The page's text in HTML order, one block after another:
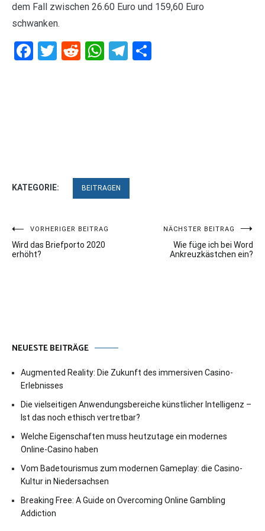
dem Fall zwischen 26.60 Euro und 159,60 Euro
schwanken.
Facebook
Twitter
RedditWhatsApp
Telegram
KATEGORIE: BEITRAGEN
Beitragsnavigation
VORHERIGER BEITRAG
Wird das Briefporto 2020
erhöht?
NÄCHSTER BEITRAG
Wie füge ich bei Word
Ankreuzkästchen ein?
NEUESTE BEITRÄGE
Augmented Reality: Die Zukunft des immersiven Casino-
Erlebnisses
Die vielseitigen Anwendungsbereiche künstlicher Intelligenz –
Ist das noch ethisch vertretbar?
Welche Eigenschaften muss heutzutage ein modernes
Online-Casino haben
Vom Badetourismus zum modernen Gameplay: die Casino-
Kultur in Niedersachsen
Breaking Free: A Guide on Overcoming Online Gambling
Addiction